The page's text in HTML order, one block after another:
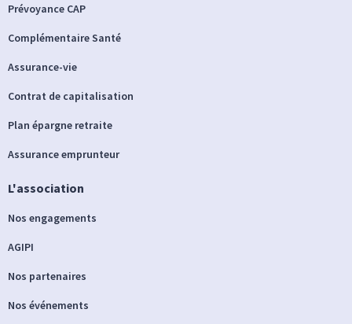
Prévoyance CAP
Complémentaire Santé
Assurance-vie
Contrat de capitalisation
Plan épargne retraite
Assurance emprunteur
L'association
Nos engagements
AGIPI
Nos partenaires
Nos événements